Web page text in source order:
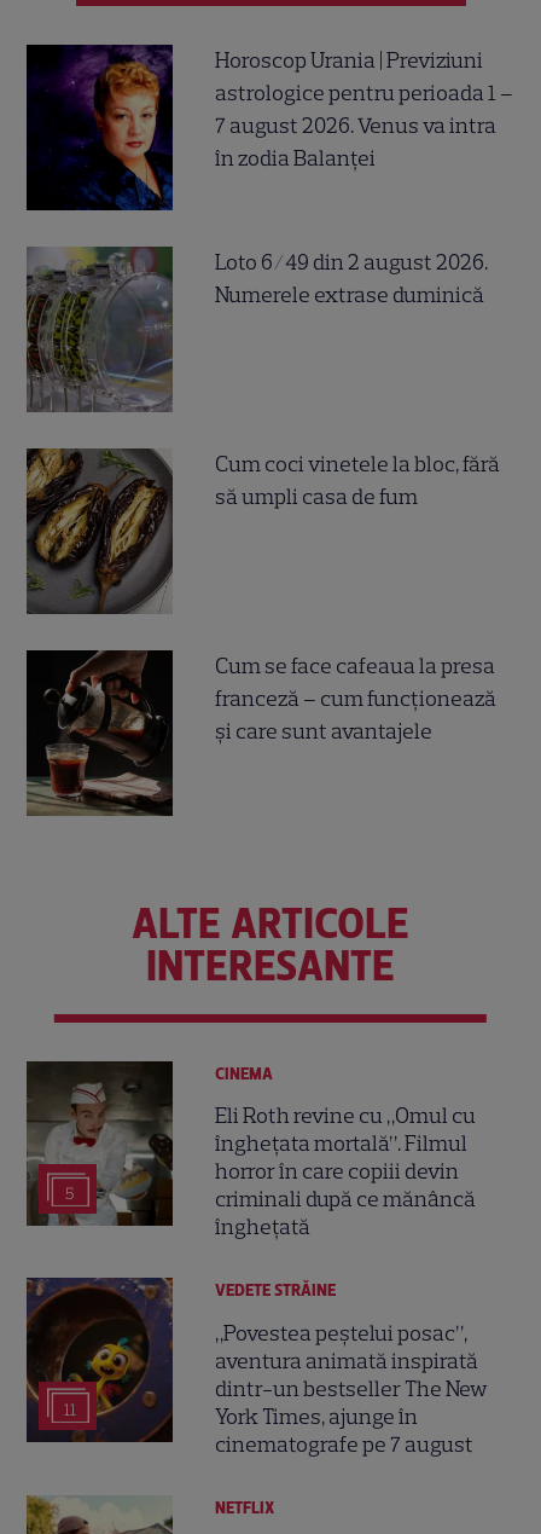
Horoscop Urania | Previziuni
astrologice pentru perioada 1 –
7 august 2026. Venus va intra
în zodia Balanței
Loto 6/49 din 2 august 2026.
Numerele extrase duminică
Cum coci vinetele la bloc, fără
să umpli casa de fum
Cum se face cafeaua la presa
franceză – cum funcționează
și care sunt avantajele
ALTE ARTICOLE
INTERESANTE
5
CINEMA
Eli Roth revine cu „Omul cu
înghețata mortală”. Filmul
horror în care copiii devin
criminali după ce mănâncă
înghețată
11
VEDETE STRĂINE
„Povestea peștelui posac”,
aventura animată inspirată
dintr-un bestseller The New
York Times, ajunge în
cinematografe pe 7 august
NETFLIX